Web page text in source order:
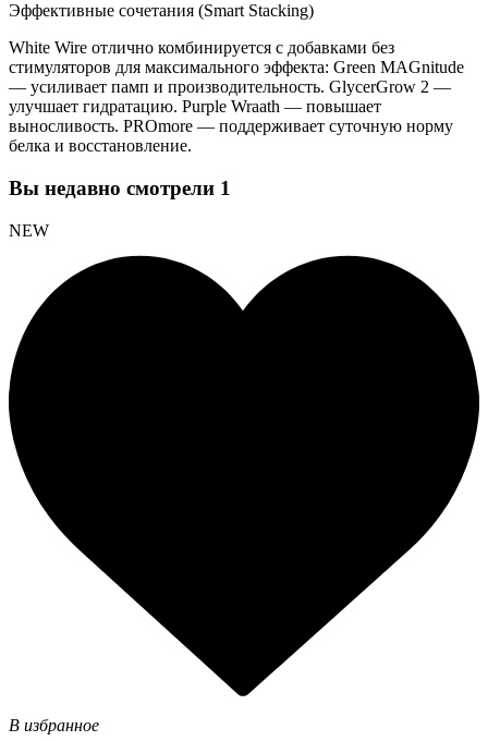
Эффективные сочетания (Smart Stacking)
White Wire отлично комбинируется с добавками без
стимуляторов для максимального эффекта: Green MAGnitude
— усиливает памп и производительность. GlycerGrow 2 —
улучшает гидратацию. Purple Wraath — повышает
выносливость. PROmore — поддерживает суточную норму
белка и восстановление.
Вы недавно смотрели 1
NEW
В избранное